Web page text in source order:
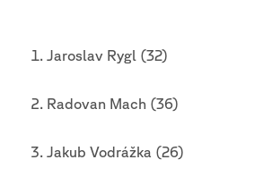
Jaroslav Rygl (32)
Radovan Mach (36)
Jakub Vodrážka (26)